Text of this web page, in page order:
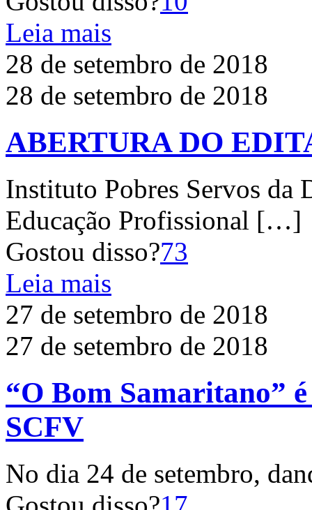
Leia mais
28 de setembro de 2018
28 de setembro de 2018
ABERTURA DO
Instituto Pobres Servos da
Educação Profissional […]
Gostou disso?73
Leia mais
27 de setembro de 2018
27 de setembro de 2018
“O Bom Samaritano”
SCFV
No dia 24 de setembro,